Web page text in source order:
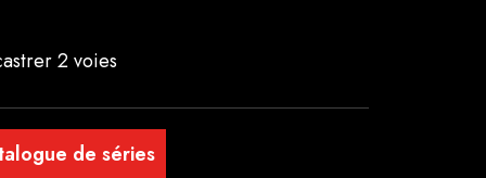
2 voies
de séries